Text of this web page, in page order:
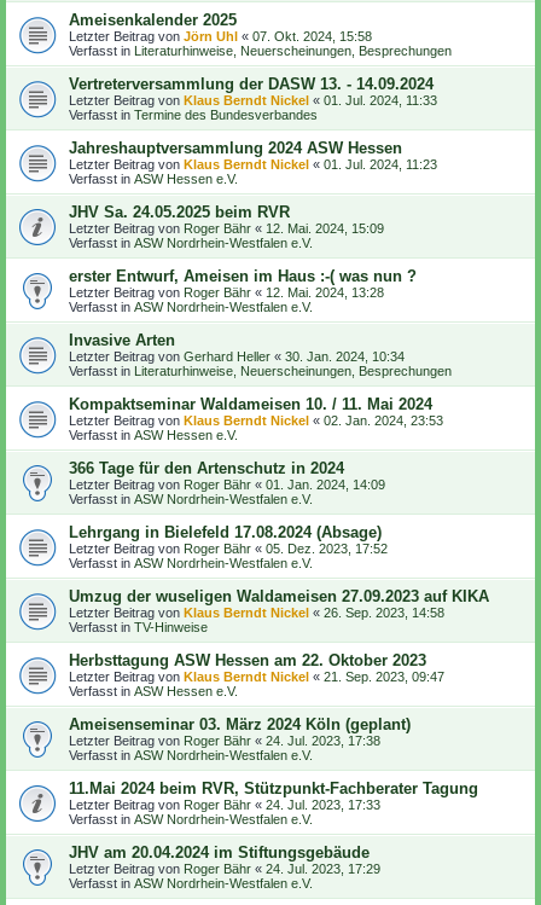
Ameisenkalender 2025
Letzter Beitrag von Jörn Uhl « 07. Okt. 2024, 15:58
Verfasst in Literaturhinweise, Neuerscheinungen, Besprechungen
Vertreterversammlung der DASW 13. - 14.09.2024
Letzter Beitrag von Klaus Berndt Nickel « 01. Jul. 2024, 11:33
Verfasst in Termine des Bundesverbandes
Jahreshauptversammlung 2024 ASW Hessen
Letzter Beitrag von Klaus Berndt Nickel « 01. Jul. 2024, 11:23
Verfasst in ASW Hessen e.V.
JHV Sa. 24.05.2025 beim RVR
Letzter Beitrag von Roger Bähr « 12. Mai. 2024, 15:09
Verfasst in ASW Nordrhein-Westfalen e.V.
erster Entwurf, Ameisen im Haus :-( was nun ?
Letzter Beitrag von Roger Bähr « 12. Mai. 2024, 13:28
Verfasst in ASW Nordrhein-Westfalen e.V.
Invasive Arten
Letzter Beitrag von Gerhard Heller « 30. Jan. 2024, 10:34
Verfasst in Literaturhinweise, Neuerscheinungen, Besprechungen
Kompaktseminar Waldameisen 10. / 11. Mai 2024
Letzter Beitrag von Klaus Berndt Nickel « 02. Jan. 2024, 23:53
Verfasst in ASW Hessen e.V.
366 Tage für den Artenschutz in 2024
Letzter Beitrag von Roger Bähr « 01. Jan. 2024, 14:09
Verfasst in ASW Nordrhein-Westfalen e.V.
Lehrgang in Bielefeld 17.08.2024 (Absage)
Letzter Beitrag von Roger Bähr « 05. Dez. 2023, 17:52
Verfasst in ASW Nordrhein-Westfalen e.V.
Umzug der wuseligen Waldameisen 27.09.2023 auf KIKA
Letzter Beitrag von Klaus Berndt Nickel « 26. Sep. 2023, 14:58
Verfasst in TV-Hinweise
Herbsttagung ASW Hessen am 22. Oktober 2023
Letzter Beitrag von Klaus Berndt Nickel « 21. Sep. 2023, 09:47
Verfasst in ASW Hessen e.V.
Ameisenseminar 03. März 2024 Köln (geplant)
Letzter Beitrag von Roger Bähr « 24. Jul. 2023, 17:38
Verfasst in ASW Nordrhein-Westfalen e.V.
11.Mai 2024 beim RVR, Stützpunkt-Fachberater Tagung
Letzter Beitrag von Roger Bähr « 24. Jul. 2023, 17:33
Verfasst in ASW Nordrhein-Westfalen e.V.
JHV am 20.04.2024 im Stiftungsgebäude
Letzter Beitrag von Roger Bähr « 24. Jul. 2023, 17:29
Verfasst in ASW Nordrhein-Westfalen e.V.